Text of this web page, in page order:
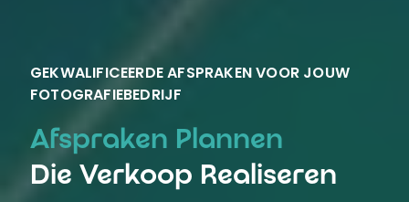
GEKWALIFICEERDE AFSPRAKEN VOOR JOUW
FOTOGRAFIEBEDRIJF
Afspraken Plannen
Die Verkoop Realiseren